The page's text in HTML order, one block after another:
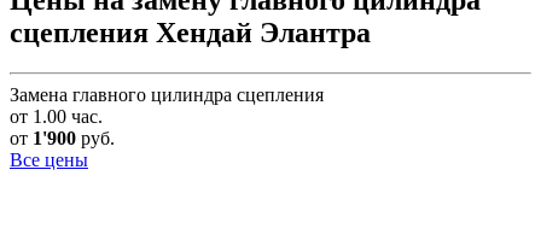
сцепления Хендай Элантра
Замена главного цилиндра сцепления
от 1.00 час.
от 1'900 руб.
Все цены